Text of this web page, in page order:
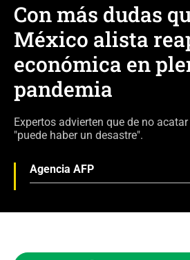
Con más dudas
México alista
económica en
pandemia
Expertos advierten que de no
"puede haber un desastre".
Agencia AFP